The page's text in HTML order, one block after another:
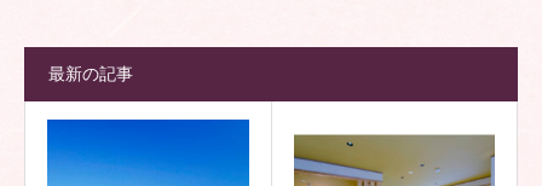
最新の記事